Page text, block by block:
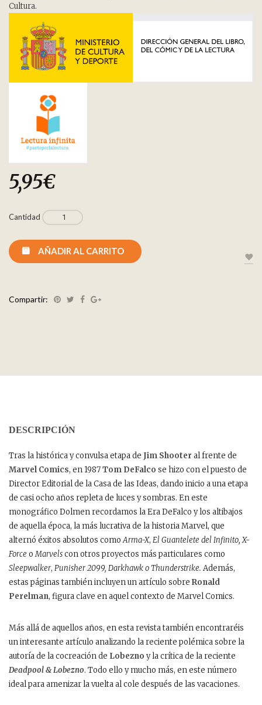
Cultura.
5,95€
Cantidad
AÑADIR AL CARRITO
Compartir:
DESCRIPCIÓN
Tras la histórica y convulsa etapa de Jim Shooter al frente de
Marvel Comics, en 1987Tom DeFalco se hizo con el puesto de
Director Editorial de la Casa de las Ideas, dando inicio a una etapa
de casi ocho años repleta de luces y sombras. En este
monográfico Dolmen recordamos la Era DeFalco y los altibajos
de aquella época, la más lucrativa de la historia Marvel, que
alternó éxitos absolutos comoArma-X, El Guantelete del Infinito, X-
Force oMarvelscon otros proyectos más particulares como
Sleepwalker, Punisher 2099, Darkhawk o Thunderstrike. Además,
estas páginas también incluyen un artículo sobre Ronald
Perelman, figura clave en aquel contexto de Marvel Comics.
Más allá de aquellos años, en esta revista también encontraréis
un interesante artículo analizando la reciente polémica sobre la
autoría de la cocreación de Lobezno y la crítica de la reciente
Deadpool & Lobezno. Todo ello y mucho más, en este número
ideal para amenizar la vuelta al cole después de las vacaciones.